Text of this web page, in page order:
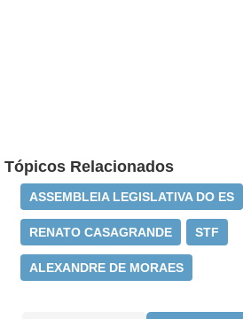
Tópicos Relacionados
ASSEMBLEIA LEGISLATIVA DO ES
RENATO CASAGRANDE STF
ALEXANDRE DE MORAES